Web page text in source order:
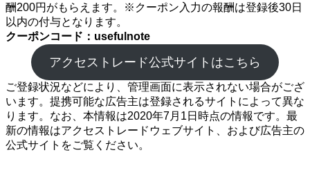
酬200円がもらえます。※クーポン入力の報酬は登録後30日
以内の付与となります。
クーポンコード：usefulnote
アクセストレード公式サイトはこちら
ご登録状況などにより、管理画面に表示されない場合がござ
います。提携可能な広告主は登録されるサイトによって異な
ります。なお、本情報は2020年7月1日時点の情報です。最
新の情報はアクセストレードウェブサイト、および広告主の
公式サイトをご覧ください。